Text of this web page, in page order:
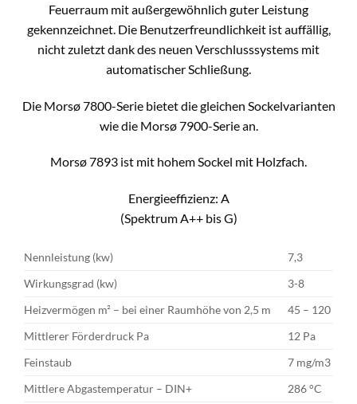
Feuerraum mit außergewöhnlich guter Leistung
gekennzeichnet. Die Benutzerfreundlichkeit ist auffällig,
nicht zuletzt dank des neuen Verschlusssystems mit
automatischer Schließung.
Die Morsø 7800-Serie bietet die gleichen Sockelvarianten
wie die Morsø 7900-Serie an.
Morsø 7893 ist mit hohem Sockel mit Holzfach.
Energieeffizienz: A
(Spektrum A++ bis G)
Nennleistung (kw)
7,3
Wirkungsgrad (kw)
3-8
Heizvermögen m² – bei einer Raumhöhe von 2,5 m
45 – 120
Mittlerer Förderdruck Pa
12 Pa
Feinstaub
7 mg/m3
Mittlere Abgastemperatur – DIN+
286 °C